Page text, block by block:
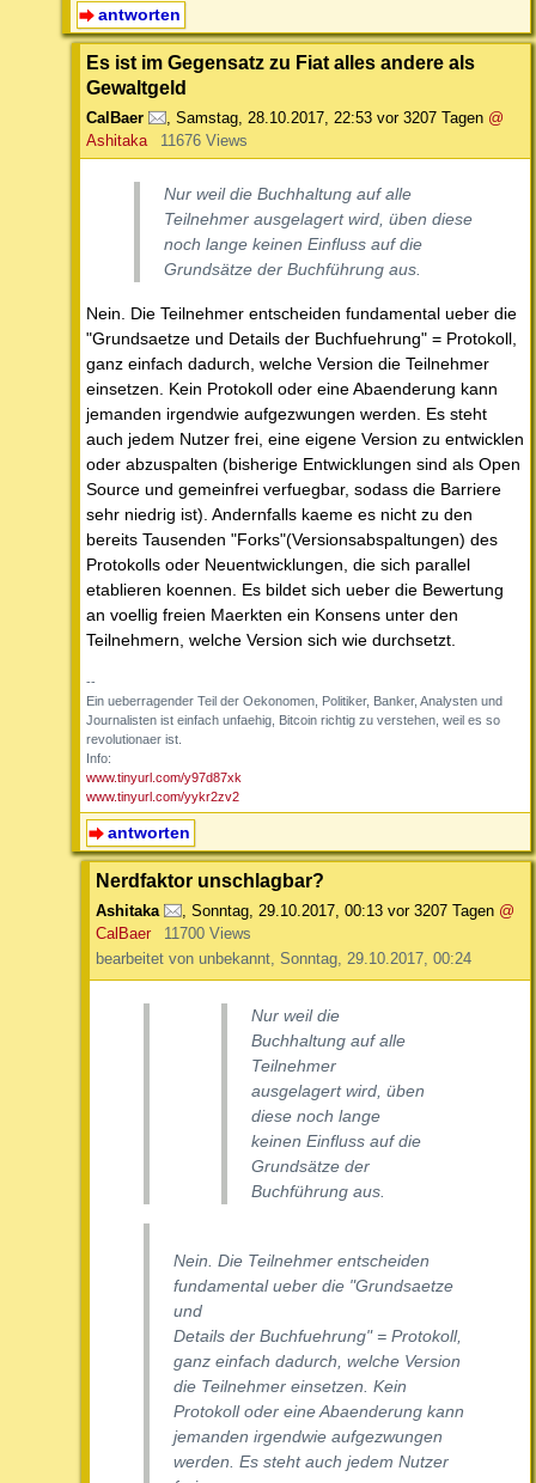
antworten
Es ist im Gegensatz zu Fiat alles andere als
Gewaltgeld
CalBaer , Samstag, 28.10.2017, 22:53 vor 3207 Tagen @
Ashitaka
11676 Views
Nur weil die Buchhaltung auf alle
Teilnehmer ausgelagert wird, üben diese
noch lange keinen Einfluss auf die
Grundsätze der Buchführung aus.
Nein. Die Teilnehmer entscheiden fundamental ueber die
"Grundsaetze und Details der Buchfuehrung" = Protokoll,
ganz einfach dadurch, welche Version die Teilnehmer
einsetzen. Kein Protokoll oder eine Abaenderung kann
jemanden irgendwie aufgezwungen werden. Es steht
auch jedem Nutzer frei, eine eigene Version zu entwicklen
oder abzuspalten (bisherige Entwicklungen sind als Open
Source und gemeinfrei verfuegbar, sodass die Barriere
sehr niedrig ist). Andernfalls kaeme es nicht zu den
bereits Tausenden "Forks"(Versionsabspaltungen) des
Protokolls oder Neuentwicklungen, die sich parallel
etablieren koennen. Es bildet sich ueber die Bewertung
an voellig freien Maerkten ein Konsens unter den
Teilnehmern, welche Version sich wie durchsetzt.
--
Ein ueberragender Teil der Oekonomen, Politiker, Banker, Analysten und
Journalisten ist einfach unfaehig, Bitcoin richtig zu verstehen, weil es so
revolutionaer ist.
Info:
www.tinyurl.com/y97d87xk
www.tinyurl.com/yykr2zv2
antworten
Nerdfaktor unschlagbar?
Ashitaka , Sonntag, 29.10.2017, 00:13 vor 3207 Tagen @
CalBaer
11700 Views
bearbeitet von unbekannt, Sonntag, 29.10.2017, 00:24
Nur weil die
Buchhaltung auf alle
Teilnehmer
ausgelagert wird, üben
diese noch lange
keinen Einfluss auf die
Grundsätze der
Buchführung aus.
Nein. Die Teilnehmer entscheiden
fundamental ueber die "Grundsaetze
und
Details der Buchfuehrung" = Protokoll,
ganz einfach dadurch, welche Version
die Teilnehmer einsetzen. Kein
Protokoll oder eine Abaenderung kann
jemanden irgendwie aufgezwungen
werden. Es steht auch jedem Nutzer